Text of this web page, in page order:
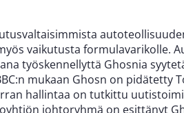
vaikutusta formulavarikolle.
työskennellyttä Ghosnia
mukaan Ghosn on pidätetty
hallintaa on tutkittu
johtoryhmä on esittänyt